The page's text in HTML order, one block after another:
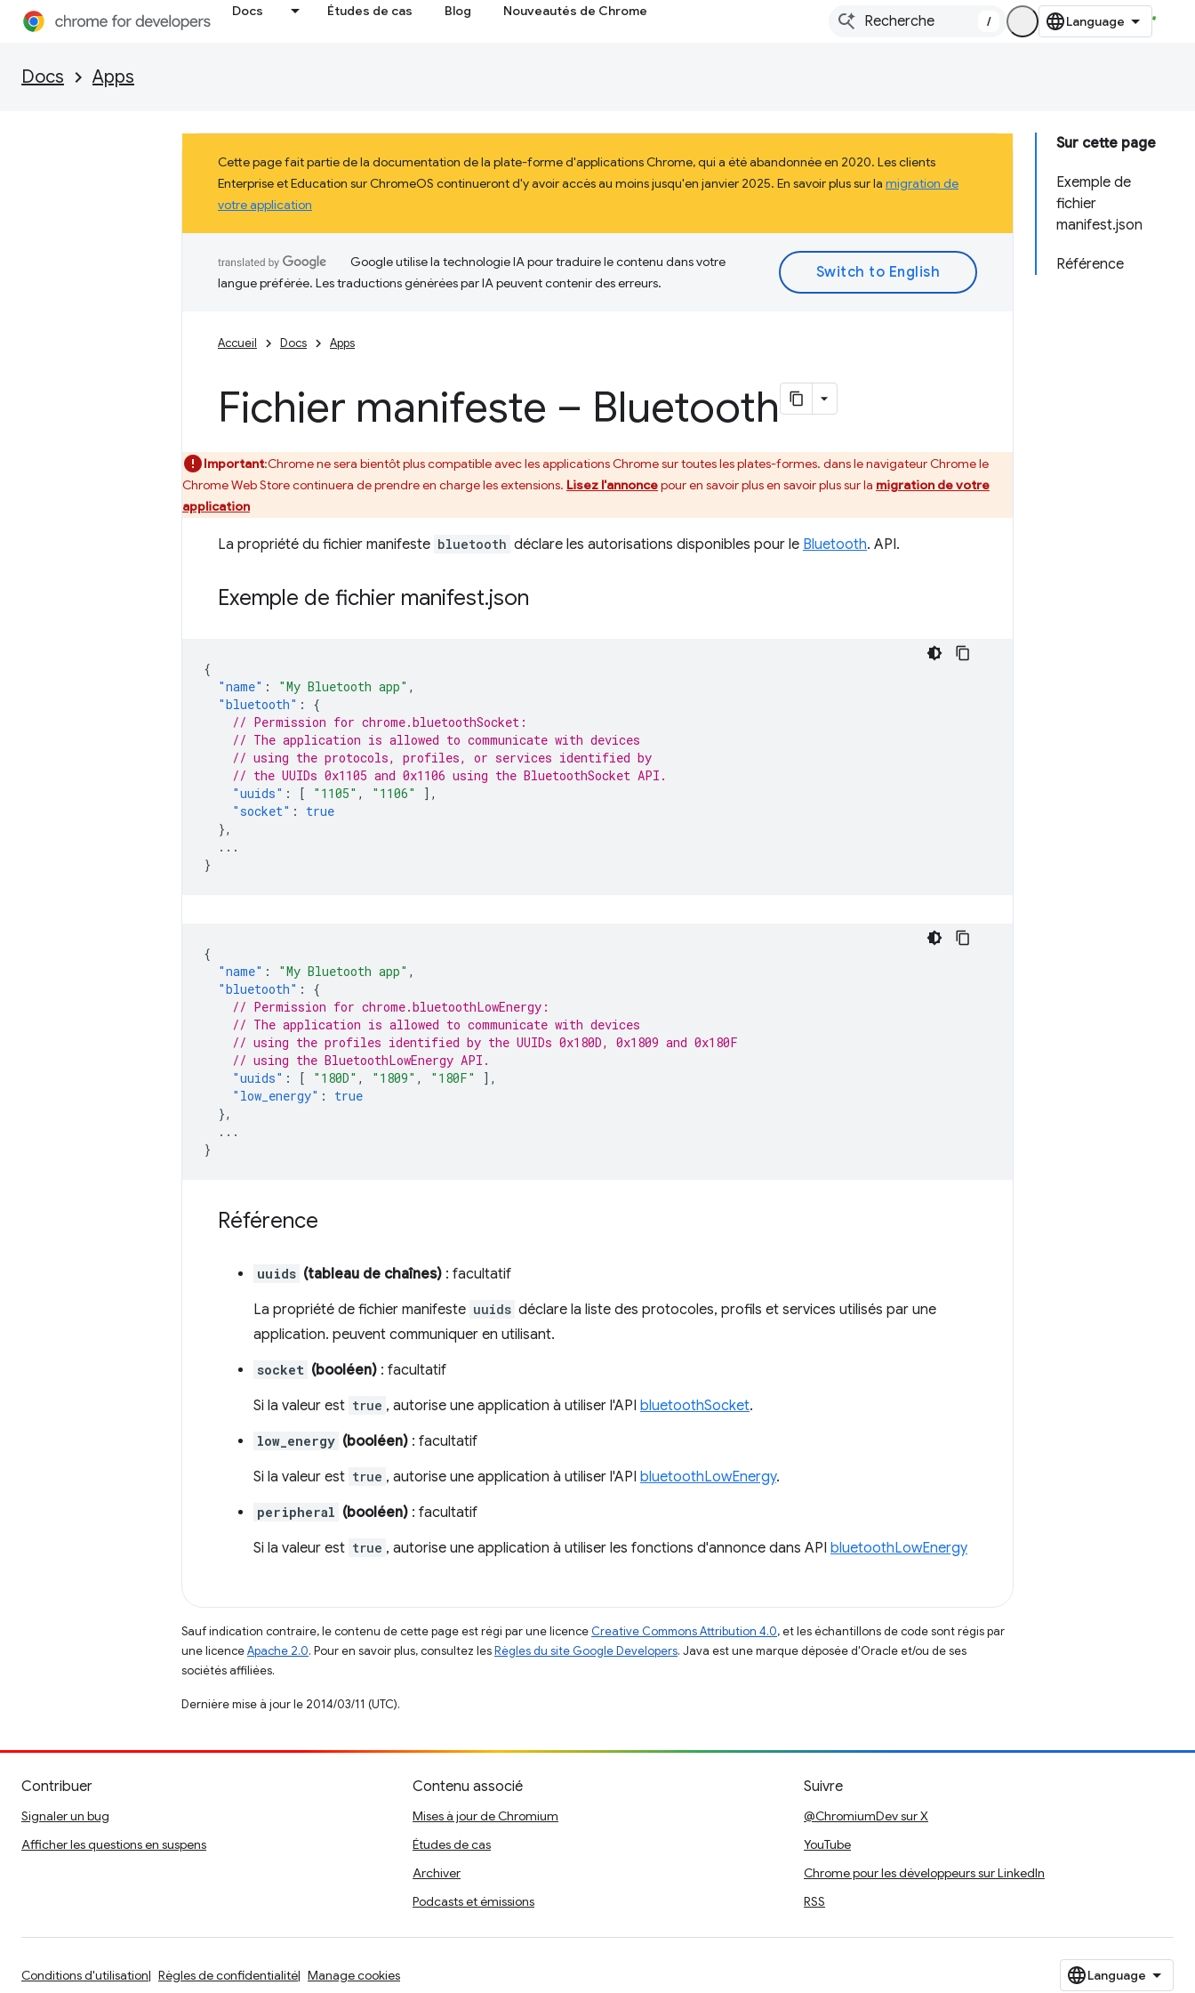
Docs Études de cas Blog Nouveautés de Chrome
/
Docs Apps
Sur cette page
Exemple de
fichier
manifest.json
Référence
Cette page fait partie de la documentation de la plate-forme d'applications Chrome, qui a été abandonnée en 2020. Les clients
Enterprise et Education sur ChromeOS continueront d'y avoir accès au moins jusqu'en janvier 2025. En savoir plus sur la migration de
votre application
Google utilise la technologie IA pour traduire le contenu dans votre
langue préférée. Les traductions générées par IA peuvent contenir des erreurs.
Accueil Docs Apps
Fichier manifeste – Bluetooth
Important:Chrome ne sera bientôt plus compatible avec les applications Chrome sur toutes les plates-formes. dans le navigateur Chrome le
Chrome Web Store continuera de prendre en charge les extensions. Lisez l'annoncepour en savoir plus en savoir plus sur la migration de votre
application
La propriété du fichier manifeste bluetooth déclare les autorisations disponibles pour le Bluetooth. API.
Exemple de fichier manifest.json
{
"name" : "My Bluetooth app" ,
"bluetooth" :
{
// Permission for chrome.bluetoothSocket:
// The application is allowed to communicate with devices
// using the protocols, profiles, or services identified by
// the UUIDs 0x1105 and 0x1106 using the BluetoothSocket API.
"uuids" : [ "1105" , "1106"
],
"socket" :
true
},
...
}
{
"name" : "My Bluetooth app" ,
"bluetooth" :
{
// Permission for chrome.bluetoothLowEnergy:
// The application is allowed to communicate with devices
// using the profiles identified by the UUIDs 0x180D, 0x1809 and 0x180F
// using the BluetoothLowEnergy API.
"uuids" : [ "180D" , "1809" , "180F"
],
"low_energy" :
true
},
...
}
Référence
uuids (tableau de chaînes) : facultatif
La propriété de fichier manifeste uuids déclare la liste des protocoles, profils et services utilisés par une
application. peuvent communiquer en utilisant.
socket (booléen) : facultatif
Si la valeur est true , autorise une application à utiliser l'API bluetoothSocket.
low_energy (booléen) : facultatif
Si la valeur est true , autorise une application à utiliser l'API bluetoothLowEnergy.
peripheral (booléen) : facultatif
Si la valeur est true , autorise une application à utiliser les fonctions d'annonce dans API bluetoothLowEnergy
Sauf indication contraire, le contenu de cette page est régi par une licence Creative Commons Attribution 4.0, et les échantillons de code sont régis par
une licenceApache 2.0. Pour en savoir plus, consultez lesRègles du site Google Developers. Java est une marque déposée d'Oracle et/ou de ses
sociétés affiliées.
Dernière mise à jour le 2014/03/11 (UTC).
Contribuer
Signaler un bug
Afficher les questions en suspens
Contenu associé
Mises à jour de Chromium
Études de cas
Archiver
Podcasts et émissions
Suivre
@ChromiumDev sur X
YouTube
Chrome pour les développeurs sur LinkedIn
RSS
Conditions d'utilisation Règles de confidentialité Manage cookies